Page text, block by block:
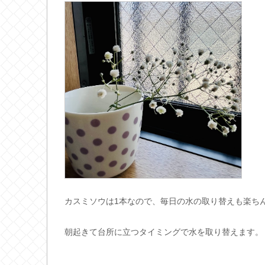
カスミソウは1本なので、毎日の水の取り替えも楽ち
朝起きて台所に立つタイミングで水を取り替えます。